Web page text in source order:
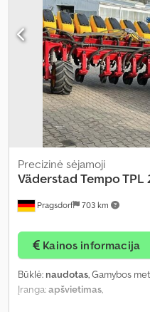
Pragsdorf 703 km
Precizinė sėjamoji
Väderstad Tempo TPL
Kainos informacija
Būklė: naudotas, Gamybos
Įranga:apšvietimas,